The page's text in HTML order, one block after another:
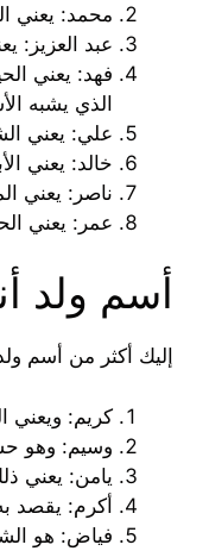
محمد: يعني
عبد العزيز:
فهد: يعني
الذي يشبه
علي: يعني
خالد: يعني
ناصر: يعني
عمر: يعني
أسم ولد
إليك أكثر من أسم
كريم: ويعني
وسيم: وهو
يامن: يعني
أكرم: يقصد
فياض: هو